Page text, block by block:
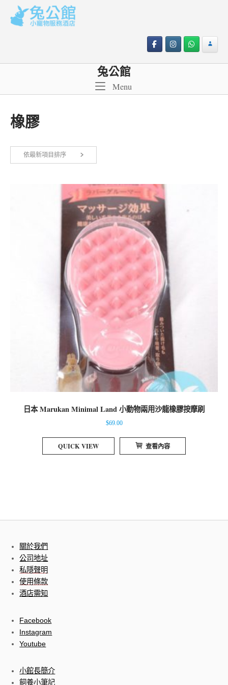
content
兔公館
MenuMenu
橡膠
依最新項目排序
日本 Marukan Minimal Land 小動物兩用沙龍橡膠按摩刷
$69.00
QUICK VIEW 查看內容
關於我們
公司地址
私隱聲明
使用條款
酒店需知
Facebook
Instagram
Youtube
小館長簡介
飼養小筆記